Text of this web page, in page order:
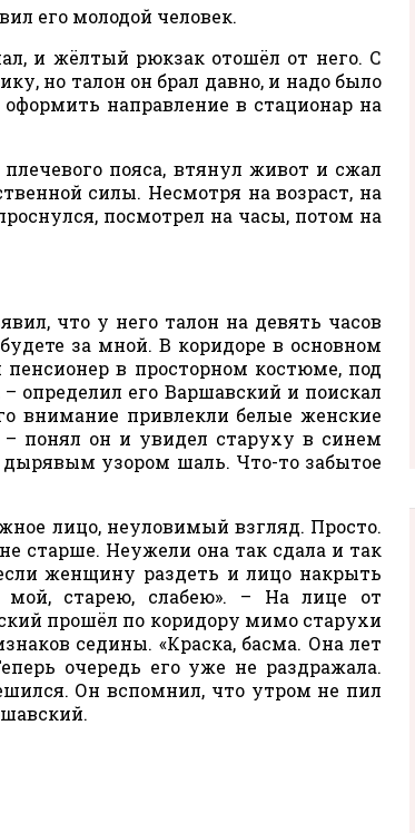
его молодой человек.
и жёлтый рюкзак отошёл от него. С
но талон он брал давно, и надо было
направление в стационар на
пояса, втянул живот и сжал
силы. Несмотря на возраст, на
посмотрел на часы, потом на
что у него талон на девять часов
за мной. В коридоре в основном
в просторном костюме, под
определил его Варшавский и поискал
внимание привлекли белые женские
понял он и увидел старуху в синем
узором шаль. Что-то забытое
лицо, неуловимый взгляд. Просто.
старше. Неужели она так сдала и так
женщину раздеть и лицо накрыть
мой, старею, слабею». – На лице от
прошёл по коридору мимо старухи
седины. «Краска, басма. Она лет
очередь его уже не раздражала.
Он вспомнил, что утром не пил